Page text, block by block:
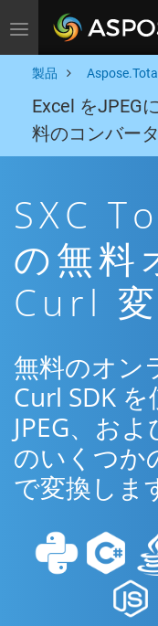
Toggle navigation
製品 Aspose.Total
Excel をJPEG
料のコンバー
SXC
の無料
Curl
無料のオン
Curl SDK を
JPEG、お
のいくつか
で変換しま